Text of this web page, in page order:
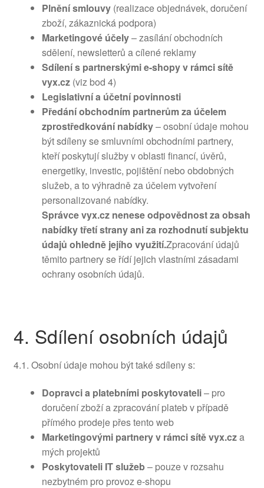
Plnění smlouvy(realizace objednávek, doručení
zboží, zákaznická podpora)
Marketingové účely– zasílání obchodních
sdělení, newsletterů a cílené reklamy
Sdílení s partnerskými e-shopy v rámci sítě
vyx.cz(viz bod 4)
Legislativní a účetní povinnosti
Předání obchodním partnerům za účelem
zprostředkování nabídky– osobní údaje mohou
být sdíleny se smluvními obchodními partnery,
kteří poskytují služby v oblasti financí, úvěrů,
energetiky, investic, pojištění nebo obdobných
služeb, a to výhradně za účelem vytvoření
personalizované nabídky.
Správce vyx.cz nenese odpovědnost za obsah
nabídky třetí strany ani za rozhodnutí subjektu
údajů ohledně jejího využití.Zpracování údajů
těmito partnery se řídí jejich vlastními zásadami
ochrany osobních údajů.
4. Sdílení osobních údajů
4.1. Osobní údaje mohou být také sdíleny s:
Dopravci a platebními poskytovateli– pro
doručení zboží a zpracování plateb v případě
přímého prodeje přes tento web
Marketingovými partnery v rámci sítě vyx.cza
mých projektů
Poskytovateli IT služeb– pouze v rozsahu
nezbytném pro provoz e-shopu